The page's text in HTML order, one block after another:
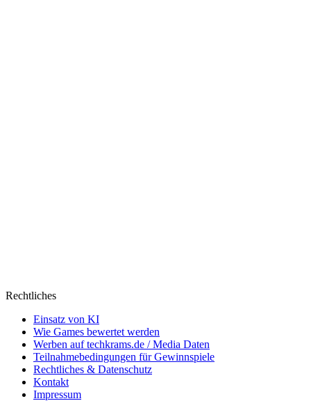
Rechtliches
Einsatz von KI
Wie Games bewertet werden
Werben auf techkrams.de / Media Daten
Teilnahmebedingungen für Gewinnspiele
Rechtliches & Datenschutz
Kontakt
Impressum